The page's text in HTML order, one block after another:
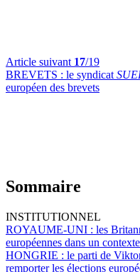
Article suivant 17/19
BREVETS : le syndicat
européen des brevets
Sommaire
INSTITUTIONNEL
ROYAUME-UNI : les
européennes dans un
HONGRIE : le parti de
remporter les élections